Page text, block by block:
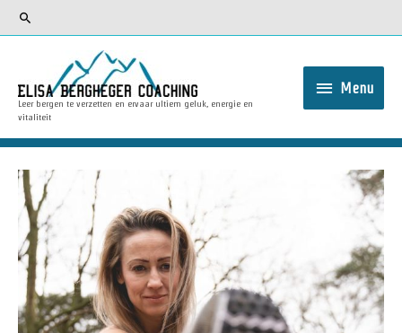
Leer bergen te verzetten en ervaar ultiem geluk, energie en
vitaliteit
Menu